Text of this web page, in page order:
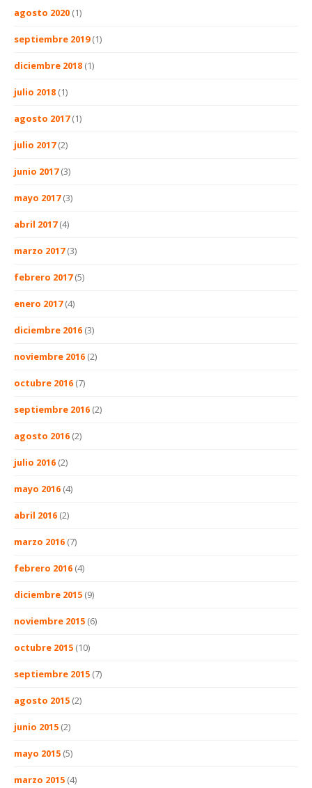
agosto 2020 (1)
septiembre 2019(1)
diciembre 2018 (1)
julio 2018 (1)
agosto 2017(1)
julio 2017(2)
junio 2017(3)
mayo 2017(3)
abril 2017(4)
marzo 2017(3)
febrero 2017(5)
enero 2017(4)
diciembre 2016 (3)
noviembre 2016 (2)
octubre 2016 (7)
septiembre 2016 (2)
agosto 2016 (2)
julio 2016 (2)
mayo 2016 (4)
abril 2016 (2)
marzo 2016 (7)
febrero 2016 (4)
diciembre 2015 (9)
noviembre 2015 (6)
octubre 2015 (10)
septiembre 2015 (7)
agosto 2015 (2)
junio 2015 (2)
mayo 2015 (5)
marzo 2015 (4)